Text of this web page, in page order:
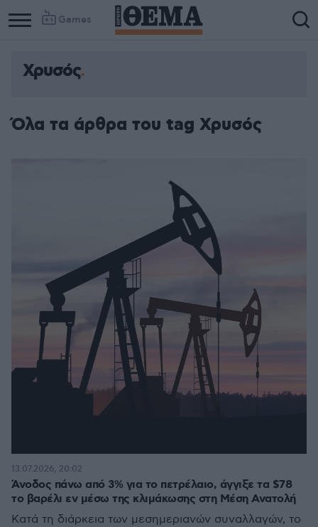
Games
Χρυσός
Όλα τα άρθρα του tag Χρυσός
Άνοδος πάνω από 3% για το πετρέλαιο, άγγιξε τα $78
το βαρέλι εν μέσω της κλιμάκωσης στη Μέση Ανατολή
Κατά τη διάρκεια των μεσημεριανών συναλλαγών, το
13.07.2026, 20:02